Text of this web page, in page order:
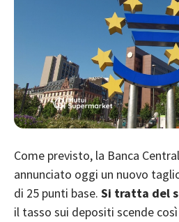
Come previsto, la Banca
annunciato oggi un nuovo
di 25 punti base. Si tratta del
il tasso sui depositi scende